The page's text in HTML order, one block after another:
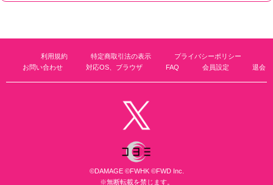
利用規約 特定商取引法の表示
プライバシーポリシー
お問い合わせ
対応OS、ブラウザ FAQ 会員設定 退会
©DAMAGE ©FWHK ©FWD Inc.
※無断転載を禁じます。